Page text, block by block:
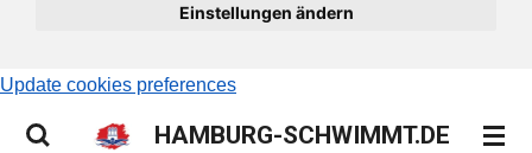
Einstellungen ändern
Update cookies preferences
HAMBURG-SCHWIMMT.DE